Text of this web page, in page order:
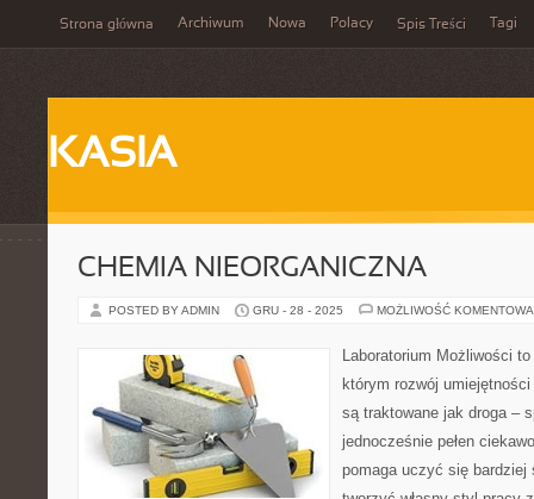
Strona główna Archiwum Nowa Polacy Spis Treści Tagi
KASIA
CHEMIA NIEORGANICZNA
POSTED BY ADMIN GRU - 28 - 2025 MOŻLIWOŚĆ
Laboratorium Możliwości
którym rozwój
są traktowane jak droga –
jednocześnie pełen
pomaga uczyć się bardziej